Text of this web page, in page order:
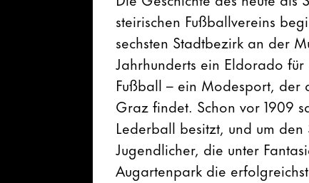
steirischen Fußballvereins
sechsten Stadtbezirk an der
Jahrhunderts ein Eldorado
Fußball – ein Modesport, der
Graz findet. Schon vor 1909
Lederball besitzt, und um
Jugendlicher, die unter
Augartenpark die